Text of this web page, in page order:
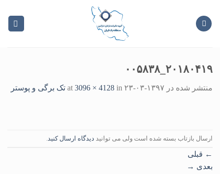
content
۲۰۱۸۰۴۱۹_۰۰۵۸۳۸
منتشر شده در ۱۳۹۷-۰۳-۲۳ 3096 × 4128 in تک برگی و پوستر
ارسال بازتاب بسته شده است ولی می توانید دیدگاه ارسال کنید
← قبلی
بعدی →